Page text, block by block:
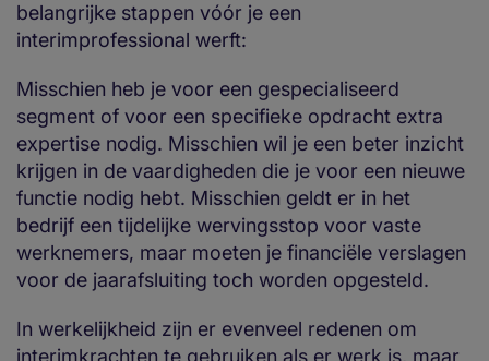
belangrijke stappen vóór je een
interimprofessional werft:
Misschien heb je voor een gespecialiseerd
segment of voor een specifieke opdracht extra
expertise nodig. Misschien wil je een beter inzicht
krijgen in de vaardigheden die je voor een nieuwe
functie nodig hebt. Misschien geldt er in het
bedrijf een tijdelijke wervingsstop voor vaste
werknemers, maar moeten je financiële verslagen
voor de jaarafsluiting toch worden opgesteld.
In werkelijkheid zijn er evenveel redenen om
interimkrachten te gebruiken als er werk is, maar